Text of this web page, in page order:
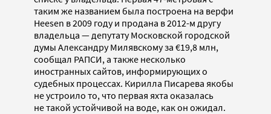
таким же названием была построена на верфи
Heesen в 2009 году и продана в 2012-м другу
владельца — депутату Московской городской
думы Александру Милявскому за €19,8 млн,
сообщал РАПСИ, а также несколько
иностранных сайтов, информирующих о
судебных процессах. Кирилла Писарева якобы
не устроило то, что первая яхта оказалась
не такой устойчивой на воде, как он ожидал.